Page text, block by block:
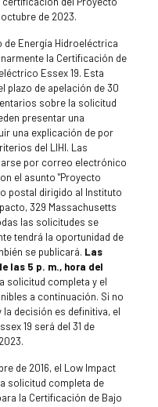
de 2023.
de Energía Hidroeléctrica
la Certificación de
Essex 19. Esta
plazo de apelación de 30
sobre la solicitud
presentar una
una explicación de por
del LIHI. Las
por correo electrónico
el asunto "Proyecto
postal dirigido al Instituto
329 Massachusetts
las solicitudes se
tendrá la oportunidad de
se publicará. Las
las 5 p. m., hora del
solicitud completa y el
a continuación. Si no
decisión es definitiva, el
19 será del 31 de
de 2016, el Low Impact
solicitud completa de
la Certificación de Bajo